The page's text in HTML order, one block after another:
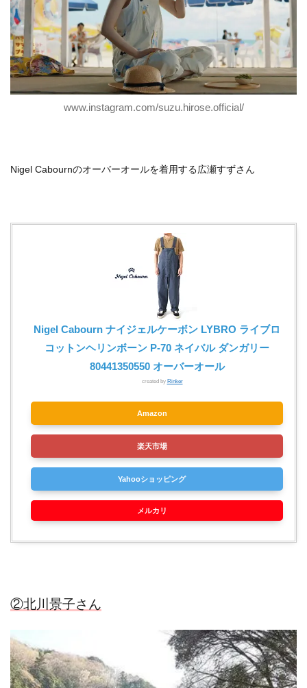
www.instagram.com/suzu.hirose.official/
Nigel Cabournのオーバーオールを着用する広瀬すずさん
Nigel Cabourn ナイジェルケーボン LYBRO ライブロ
コットンヘリンボーン P-70 ネイバル ダンガリー
80441350550 オーバーオール
created by Rinker
Amazon
楽天市場
Yahooショッピング
メルカリ
②北川景子さん